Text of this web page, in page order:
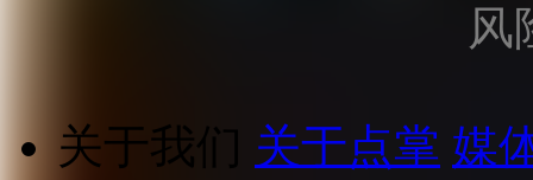
风
关于我们 关于点掌 媒